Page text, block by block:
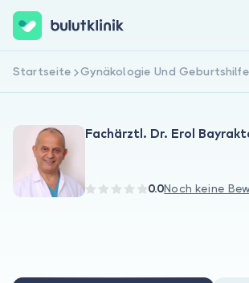
Jetzt registrieren
Startseite Gynäkologie Und Geburtshilfe
Fachärztl. Dr. Erol
0.0Noch keine